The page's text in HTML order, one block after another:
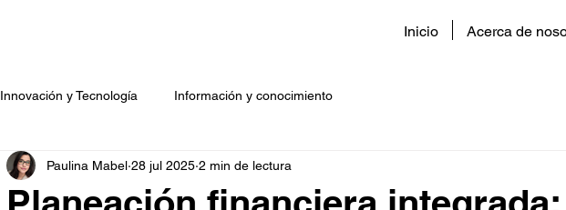
Inicio Acerca de
Innovación y Tecnología Información y conocimiento
Paulina Mabel 28 jul 2025 2 min de lectura